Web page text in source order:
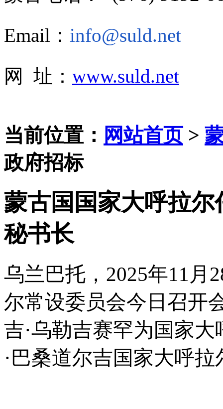
Email： info@suld.net
网 址： www.suld.net
当前位置： 网站首页>
政府招标
蒙古国国家大呼拉
秘书长
乌兰巴托， 2025年11
尔常设委员会今日召开
吉·乌勒吉赛罕为国家
·巴桑道尔吉国家大呼